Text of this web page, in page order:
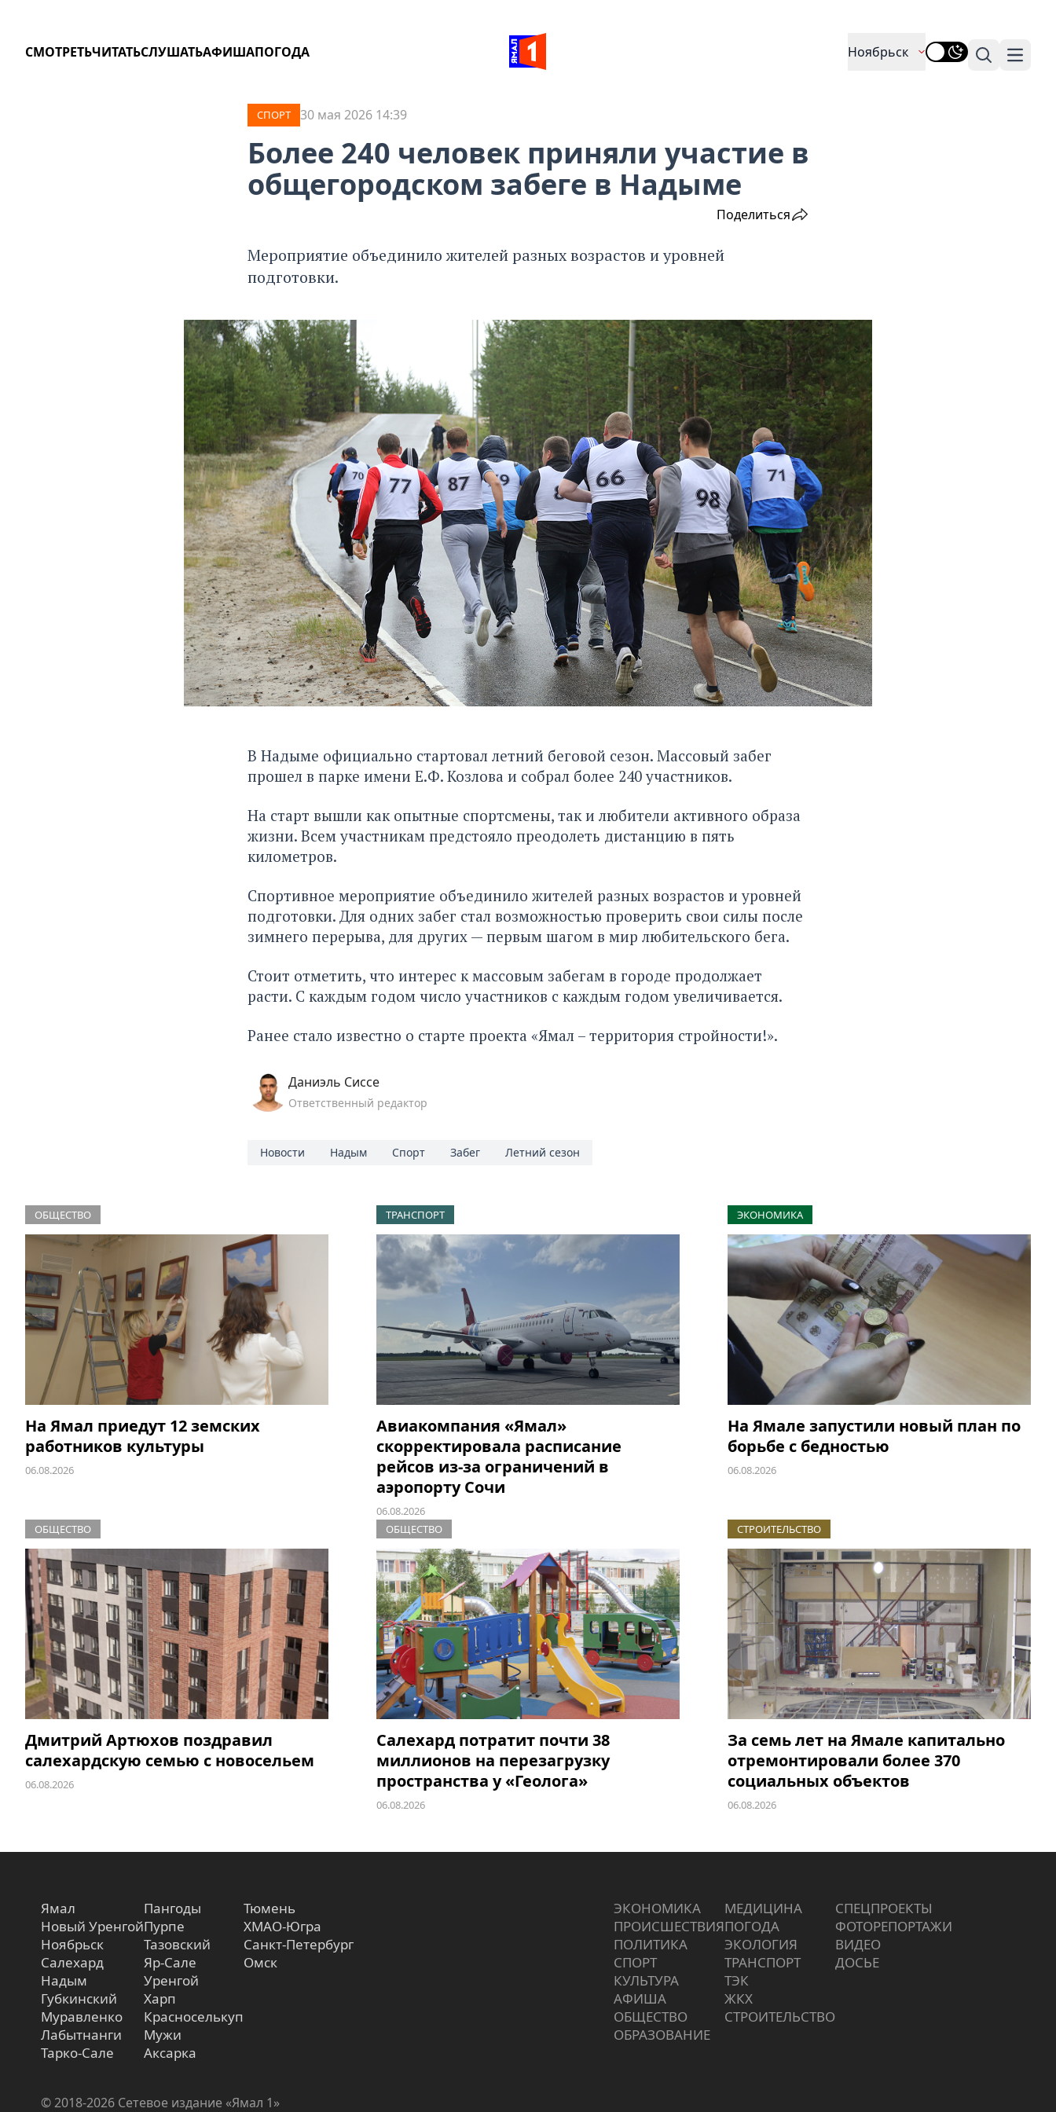
СМОТРЕТЬЧИТАТЬСЛУШАТЬАФИШАПОГОДА Ноябрьск
Поиск
СПОРТ 30 мая 2026 14:39
Более 240 человек приняли участие в
общегородском забеге в Надыме
Поделиться
Мероприятие объединило жителей разных возрастов и уровней
подготовки.
В Надыме официально стартовал летний беговой сезон. Массовый забег
прошел в парке имени Е.Ф. Козлова и собрал более 240 участников.
На старт вышли как опытные спортсмены, так и любители активного образа
жизни. Всем участникам предстояло преодолеть дистанцию в пять
километров.
Спортивное мероприятие объединило жителей разных возрастов и уровней
подготовки. Для одних забег стал возможностью проверить свои силы после
зимнего перерыва, для других — первым шагом в мир любительского бега.
Стоит отметить, что интерес к массовым забегам в городе продолжает
расти. С каждым годом число участников с каждым годом увеличивается.
Ранее стало известно о старте проекта «Ямал – территория стройности!».
Даниэль Сиссе
Ответственный редактор
Новости Надым Спорт Забег Летний сезон
ОБЩЕСТВО
На Ямал приедут 12 земских
работников культуры
06.08.2026
ТРАНСПОРТ
Авиакомпания «Ямал»
скорректировала расписание
рейсов из-за ограничений в
аэропорту Сочи
06.08.2026
ЭКОНОМИКА
На Ямале запустили новый план по
борьбе с бедностью
06.08.2026
ОБЩЕСТВО
Дмитрий Артюхов поздравил
салехардскую семью с новосельем
06.08.2026
ОБЩЕСТВО
Салехард потратит почти 38
миллионов на перезагрузку
пространства у «Геолога»
06.08.2026
СТРОИТЕЛЬСТВО
За семь лет на Ямале капитально
отремонтировали более 370
социальных объектов
06.08.2026
Ямал
Новый Уренгой
Ноябрьск
Салехард
Надым
Губкинский
Муравленко
Лабытнанги
Тарко-Сале
Пангоды
Пурпе
Тазовский
Яр-Сале
Уренгой
Харп
Красноселькуп
Мужи
Аксарка
Тюмень
ХМАО-Югра
Санкт-Петербург
Омск
ЭКОНОМИКА
ПРОИCШЕСТВИЯ
ПОЛИТИКА
СПОРТ
КУЛЬТУРА
АФИША
ОБЩЕСТВО
ОБРАЗОВАНИЕ
МЕДИЦИНА
ПОГОДА
ЭКОЛОГИЯ
ТРАНСПОРТ
ТЭК
ЖКХ
СТРОИТЕЛЬСТВО
СПЕЦПРОЕКТЫ
ФОТОРЕПОРТАЖИ
ВИДЕО
ДОСЬЕ
© 2018-2026 Сетевое издание «Ямал 1»